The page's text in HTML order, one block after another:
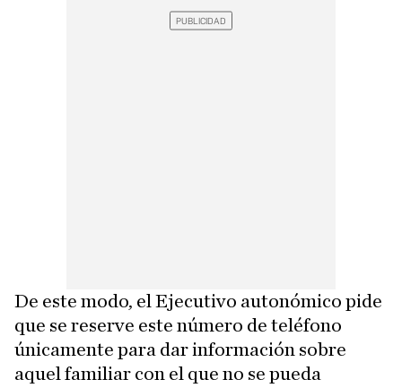
De este modo, el Ejecutivo autonómico pide
que se reserve este número de teléfono
únicamente para dar información sobre
aquel familiar con el que no se pueda